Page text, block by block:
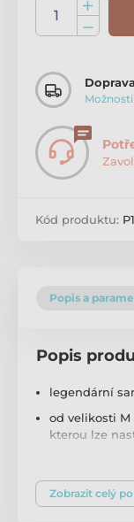
Kód produktu:
Popis a
Popis
legendární
od velikosti M
kterou lze
nový svěží
Zobrazit celý